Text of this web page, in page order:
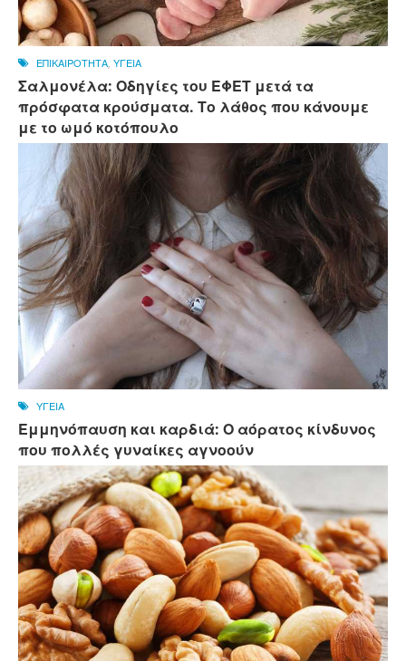
ΕΠΙΚΑΙΡΟΤΗΤΑ, ΥΓΕΙΑ
Σαλμονέλα: Οδηγίες του ΕΦΕΤ μετά τα
πρόσφατα κρούσματα. Το λάθος που κάνουμε
με το ωμό κοτόπουλο
ΥΓΕΙΑ
Εμμηνόπαυση και καρδιά: Ο αόρατος κίνδυνος
που πολλές γυναίκες αγνοούν